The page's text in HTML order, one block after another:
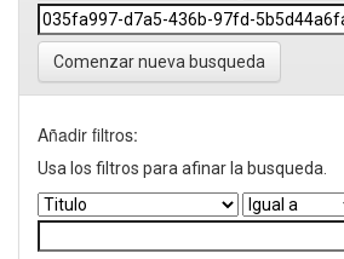
Comenzar nueva busqueda
Añadir filtros:
Usa los filtros para afinar la busqueda.